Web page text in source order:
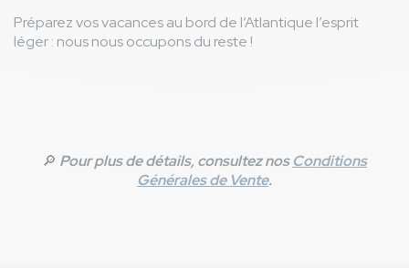
Préparez vos vacances au bord de l’Atlantique l’esprit
léger : nous nous occupons du reste !
🔎 Pour plus de détails, consultez nosConditions
Générales de Vente.